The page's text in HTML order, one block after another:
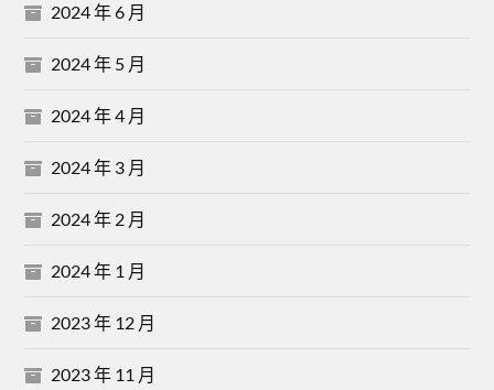
2024 年 6 月
2024 年 5 月
2024 年 4 月
2024 年 3 月
2024 年 2 月
2024 年 1 月
2023 年 12 月
2023 年 11 月